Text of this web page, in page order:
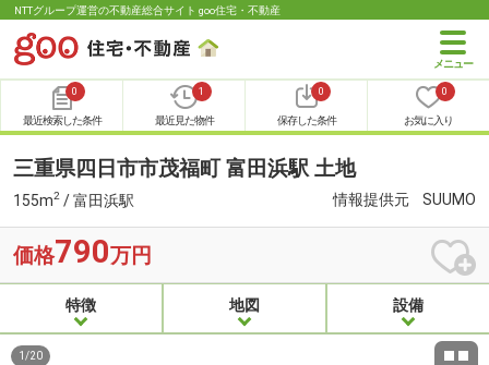
NTTグループ運営の不動産総合サイト goo住宅・不動産
0
最近検索した条件
1
最近見た物件
0
保存した条件
0
お気に入り
三重県四日市市茂福町 富田浜駅 土地
155m2 / 富田浜駅 情報提供元 SUUMO
価格790万円
特徴 地図 設備
1 /20